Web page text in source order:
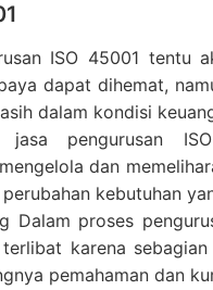
ISO 45001 tentu
dapat dihemat,
dalam kondisi
jasa pengurusan
dan
kebutuhan
Dalam proses
karena
pemahaman dan